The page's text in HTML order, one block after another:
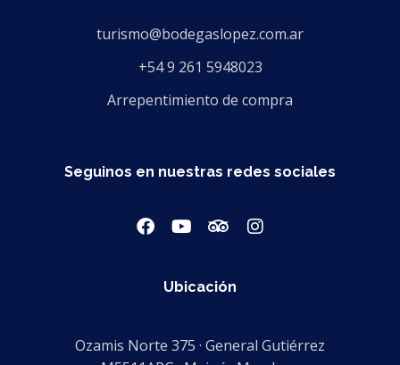
turismo@bodegaslopez.com.ar
+54 9 261 5948023
Arrepentimiento de compra
Seguinos en nuestras redes sociales
Ubicación
Ozamis Norte 375 · General Gutiérrez